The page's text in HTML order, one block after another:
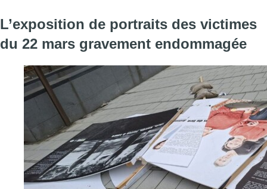
L’exposition de portraits des victimes
du 22 mars gravement endommagée